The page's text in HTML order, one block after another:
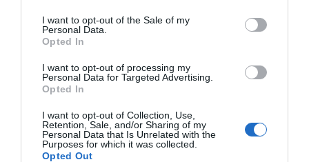
I want to opt-out of the Sale of my
Personal Data.
Opted In
I want to opt-out of processing my
Personal Data for Targeted Advertising.
Opted In
I want to opt-out of Collection, Use,
Retention, Sale, and/or Sharing of my
Personal Data that Is Unrelated with the
Purposes for which it was collected.
Opted Out